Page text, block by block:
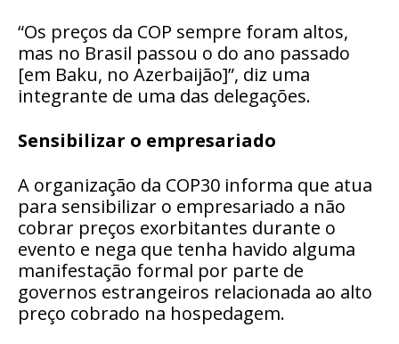
“Os preços da COP sempre foram altos,
mas no Brasil passou o do ano passado
[em Baku, no Azerbaijão]”, diz uma
integrante de uma das delegações.
Sensibilizar o empresariado
A organização da COP30 informa que atua
para sensibilizar o empresariado a não
cobrar preços exorbitantes durante o
evento e nega que tenha havido alguma
manifestação formal por parte de
governos estrangeiros relacionada ao alto
preço cobrado na hospedagem.